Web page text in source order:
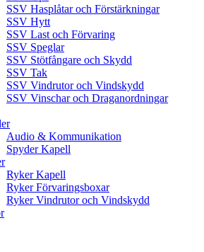
SSV Hasplåtar och Förstärkningar
SSV Hytt
SSV Last och Förvaring
SSV Speglar
SSV Stötfångare och Skydd
SSV Tak
SSV Vindrutor och Vindskydd
SSV Vinschar och Draganordningar
Audio & Kommunikation
Spyder Kapell
Ryker Kapell
Ryker Förvaringsboxar
Ryker Vindrutor och Vindskydd